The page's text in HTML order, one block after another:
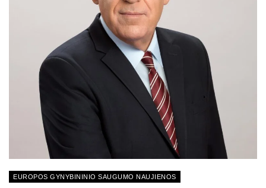
EUROPOS GYNYBININIO SAUGUMO NAUJIENOS